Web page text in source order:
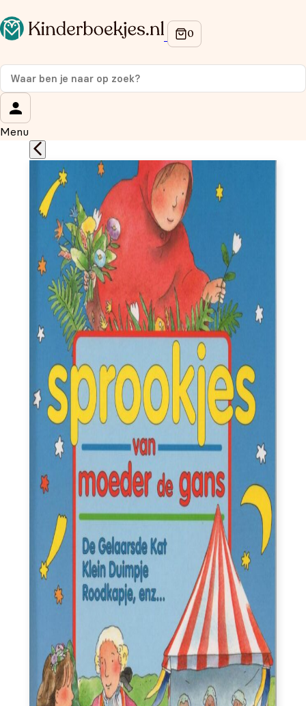
Menu
Op de hoogte blijven van onze acties?
Meld je aan voor onze nieuwsbrief en ontvang
korting
Wat is je voornaam?
Wat is je e-mailadres?*
Aanmelden
We gebruiken je gegevens om contact op te nemen, in
overeenstemming met ons
privacybeleid.